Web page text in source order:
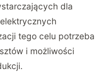
dla
tego celu potrzeba
i możliwości